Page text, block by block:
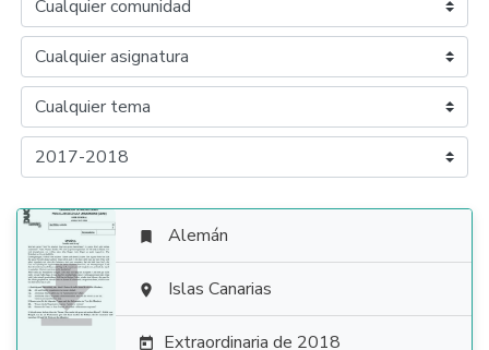

 Alemán
 Islas Canarias
 Extraordinaria de 2018